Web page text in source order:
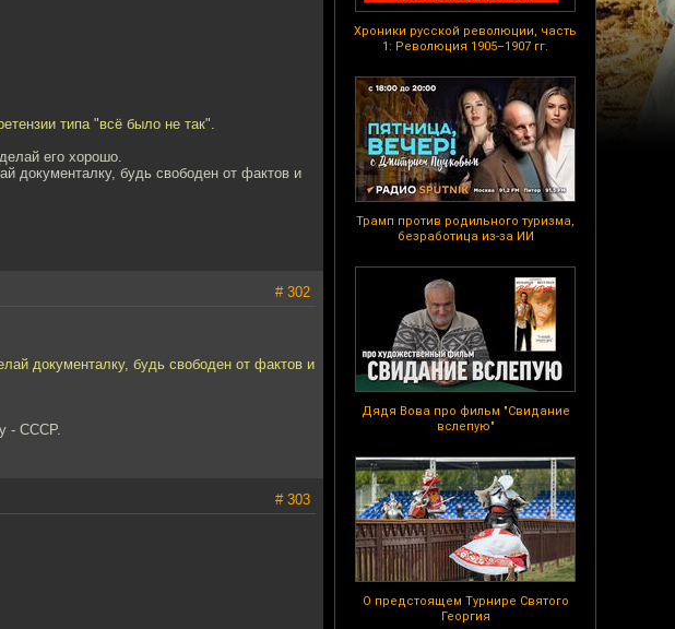
Хроники русской революции, часть
1: Революция 1905–1907 гг.
Трамп против родильного туризма,
безработица из-за ИИ
Дядя Вова про фильм "Свидание
вслепую"
О предстоящем Турнире Святого
Георгия
типа "всё было не так".
его хорошо.
документалку, будь свободен от фактов и
# 302
документалку, будь свободен от фактов и
- СССР.
# 303